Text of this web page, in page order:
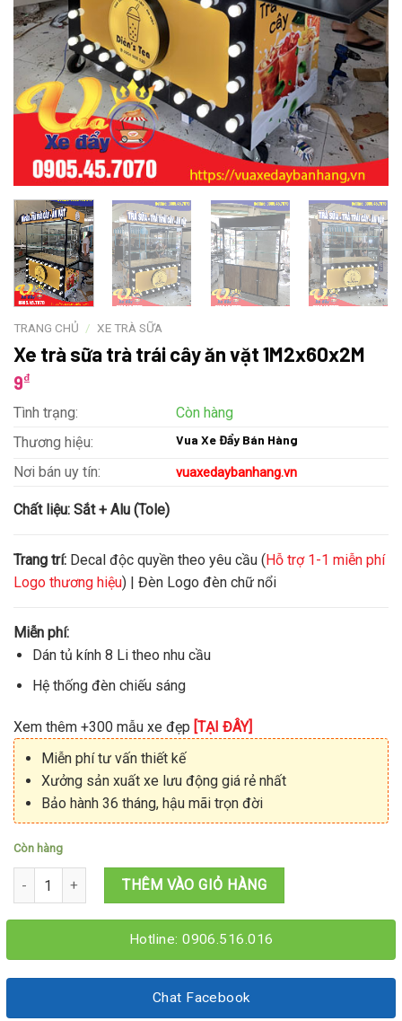
TRANG CHỦ / XE TRÀ SỮA
Xe trà sữa trà trái cây ăn vặt 1M2x60x2M
9₫
Tình trạng:
Còn hàng
Thương hiệu:
Vua Xe Đẩy Bán Hàng
Nơi bán uy tín: vuaxedaybanhang.vn
Chất liệu: Sắt + Alu (Tole)
Trang trí: Decal độc quyền theo yêu cầu (Hỗ trợ 1-1 miễn phí
Logo thương hiệu) | Đèn Logo đèn chữ nổi
Miễn phí:
Dán tủ kính 8 Li theo nhu cầu
Hệ thống đèn chiếu sáng
Xem thêm +300 mẫu xe đẹp [TẠI ĐÂY]
Miễn phí tư vấn thiết kế
Xưởng sản xuất xe lưu động giá rẻ nhất
Bảo hành 36 tháng, hậu mãi trọn đời
Còn hàng
Xe trà sữa trà trái cây ăn vặt 1M2x60x2M số lượng
THÊM VÀO GIỎ HÀNG
Hotline: 0906.516.016
Chat Facebook